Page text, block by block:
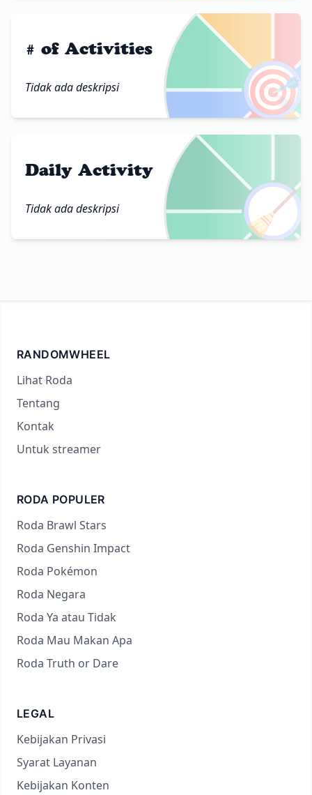
🎯
# of Activities
Tidak ada deskripsi
🧹
Daily Activity
Tidak ada deskripsi
RANDOMWHEEL
Lihat Roda
Tentang
Kontak
Untuk streamer
RODA POPULER
Roda Brawl Stars
Roda Genshin Impact
Roda Pokémon
Roda Negara
Roda Ya atau Tidak
Roda Mau Makan Apa
Roda Truth or Dare
LEGAL
Kebijakan Privasi
Syarat Layanan
Kebijakan Konten